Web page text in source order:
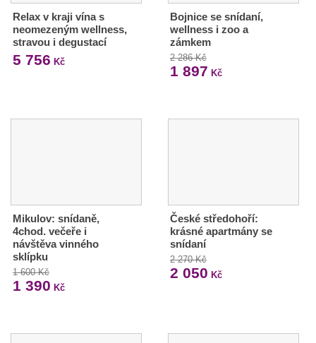
Relax v kraji vína s
neomezeným wellness,
stravou i degustací
5 756 Kč
Bojnice se snídaní,
wellness i zoo a
zámkem
2 286 Kč
1 897 Kč
Mikulov: snídaně,
4chod. večeře i
návštěva vinného
sklípku
1 600 Kč
1 390 Kč
České středohoří:
krásné apartmány se
snídaní
2 270 Kč
2 050 Kč